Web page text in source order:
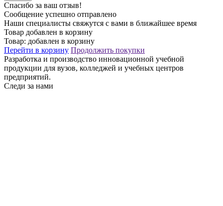
Спасибо за ваш отзыв!
Сообщение успешно отправлено
Наши специалисты свяжутся с вами в ближайшее время
Товар добавлен в корзину
Товар: добавлен в корзину
Перейти в корзину Продолжить покупки
Разработка и производство инновационной учебной
продукции для вузов, колледжей и учебных центров
предприятий.
Следи за нами